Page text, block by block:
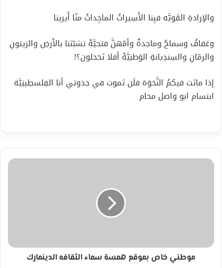
والإرادةِ القَويَّه فيِنا الأَسِيراتُ الماجِداتُ منّا أَيرينا
وعَفافُ وسماحُ وماجدةٌ وأمّهنَّ فتحيَّهْ تشبّثنا بالأَرضِ والزيتونِ
والرمّانِ والسِندِيانةِ الوَطنِيَّهْ أفلا تَخجلون؟!
إذا ماتَت فيكمُ النَّخوَة فلَن تَموت في جذوتي أنا الفِلسطِينِيَّة
ابتسام ابو واصل محام
موطني
موطني خاص بموقع همسة سماء الثقافه الدينمارك